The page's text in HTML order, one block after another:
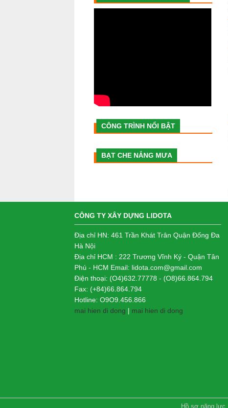
CÔNG TRÌNH NỔI BẬT
BẠT CHE NẮNG MƯA
CÔNG TY XÂY DỰNG LIDOTA
Địa chỉ HN: 461 Trần Khát Trân Quận Đống Đa
Hà Nội
Địa chỉ HCM : 222 Trương Vĩnh Ký - Quận Tân
Phú - HCM Email: lidota.com@gmail.com
Điện thoại: (O4)632.77778 - (O8)66.864.794
Fax: (+84)66.864.794
Hotline: O9O9.456.866
mai hien di dong | mai hien di dong
Hồ sơ năng lực